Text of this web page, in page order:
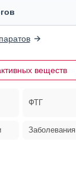
веществ
ФТГ
Заболевания